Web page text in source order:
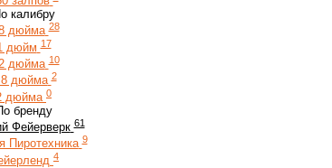
калибру
дюйма 28
дюйм 17
дюйма 10
дюйма 2
дюйма 0
бренду
Фейерверк 61
Пиротехника 9
4